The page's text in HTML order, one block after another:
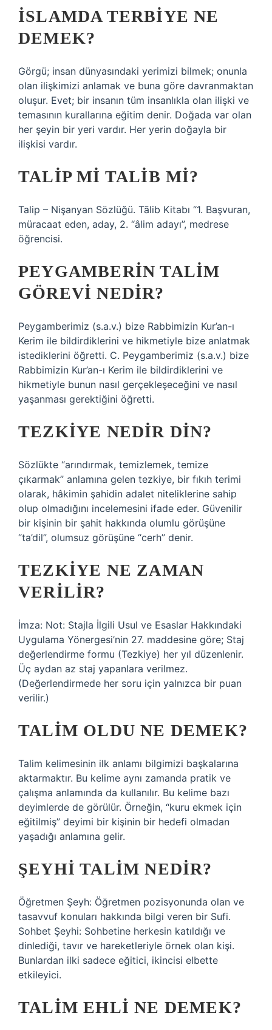
İSLAMDA TERBIYE NE
DEMEK?
Görgü; insan dünyasındaki yerimizi bilmek; onunla
olan ilişkimizi anlamak ve buna göre davranmaktan
oluşur. Evet; bir insanın tüm insanlıkla olan ilişki ve
temasının kurallarına eğitim denir. Doğada var olan
her şeyin bir yeri vardır. Her yerin doğayla bir
ilişkisi vardır.
TALIP MI TALIB MI?
Talip – Nişanyan Sözlüğü. Tālib Kitabı “1. Başvuran,
müracaat eden, aday, 2. “âlim adayı”, medrese
öğrencisi.
PEYGAMBERIN TALIM
GÖREVI NEDIR?
Peygamberimiz (s.a.v.) bize Rabbimizin Kur’an-ı
Kerim ile bildirdiklerini ve hikmetiyle bize anlatmak
istediklerini öğretti. C. Peygamberimiz (s.a.v.) bize
Rabbimizin Kur’an-ı Kerim ile bildirdiklerini ve
hikmetiyle bunun nasıl gerçekleşeceğini ve nasıl
yaşanması gerektiğini öğretti.
TEZKIYE NEDIR DIN?
Sözlükte “arındırmak, temizlemek, temize
çıkarmak” anlamına gelen tezkiye, bir fıkıh terimi
olarak, hâkimin şahidin adalet niteliklerine sahip
olup olmadığını incelemesini ifade eder. Güvenilir
bir kişinin bir şahit hakkında olumlu görüşüne
“ta’dil”, olumsuz görüşüne “cerh” denir.
TEZKIYE NE ZAMAN
VERILIR?
İmza: Not: Stajla İlgili Usul ve Esaslar Hakkındaki
Uygulama Yönergesi’nin 27. maddesine göre; Staj
değerlendirme formu (Tezkiye) her yıl düzenlenir.
Üç aydan az staj yapanlara verilmez.
(Değerlendirmede her soru için yalnızca bir puan
verilir.)
TALIM OLDU NE DEMEK?
Talim kelimesinin ilk anlamı bilgimizi başkalarına
aktarmaktır. Bu kelime aynı zamanda pratik ve
çalışma anlamında da kullanılır. Bu kelime bazı
deyimlerde de görülür. Örneğin, “kuru ekmek için
eğitilmiş” deyimi bir kişinin bir hedefi olmadan
yaşadığı anlamına gelir.
ŞEYHI TALIM NEDIR?
Öğretmen Şeyh: Öğretmen pozisyonunda olan ve
tasavvuf konuları hakkında bilgi veren bir Sufi.
Sohbet Şeyhi: Sohbetine herkesin katıldığı ve
dinlediği, tavır ve hareketleriyle örnek olan kişi.
Bunlardan ilki sadece eğitici, ikincisi elbette
etkileyici.
TALIM EHLI NE DEMEK?